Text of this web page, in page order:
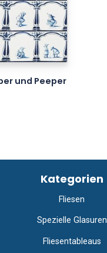
und Peeper
Kategorien
Fliesen
Spezielle Glasuren
Fliesentableaus